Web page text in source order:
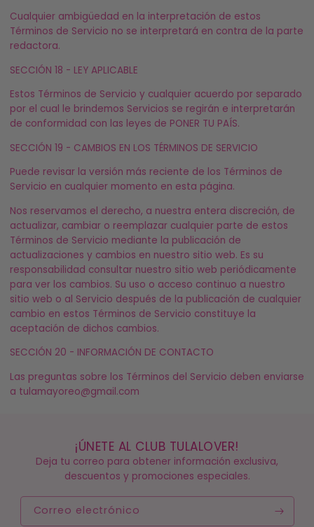
Cualquier ambigüedad en la interpretación de estos
Términos de Servicio no se interpretará en contra de la parte
redactora.
SECCIÓN 18 - LEY APLICABLE
Estos Términos de Servicio y cualquier acuerdo por separado
por el cual le brindemos Servicios se regirán e interpretarán
de conformidad con las leyes de PONER TU PAÍS.
SECCIÓN 19 - CAMBIOS EN LOS TÉRMINOS DE SERVICIO
Puede revisar la versión más reciente de los Términos de
Servicio en cualquier momento en esta página.
Nos reservamos el derecho, a nuestra entera discreción, de
actualizar, cambiar o reemplazar cualquier parte de estos
Términos de Servicio mediante la publicación de
actualizaciones y cambios en nuestro sitio web. Es su
responsabilidad consultar nuestro sitio web periódicamente
para ver los cambios. Su uso o acceso continuo a nuestro
sitio web o al Servicio después de la publicación de cualquier
cambio en estos Términos de Servicio constituye la
aceptación de dichos cambios.
SECCIÓN 20 - INFORMACIÓN DE CONTACTO
Las preguntas sobre los Términos del Servicio deben enviarse
a tulamayoreo@gmail.com
¡ÚNETE AL CLUB TULALOVER!
Deja tu correo para obtener información exclusiva,
descuentos y promociones especiales.
Correo electrónico